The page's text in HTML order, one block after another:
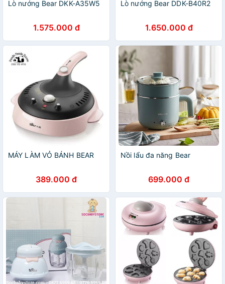
Lò nướng Bear DKK-A35W5
1.575.000 đ
Lò nướng Bear DDK-B40R2
1.650.000 đ
MÁY LÀM VỎ BÁNH BEAR
389.000 đ
Nồi lẩu đa năng Bear
699.000 đ